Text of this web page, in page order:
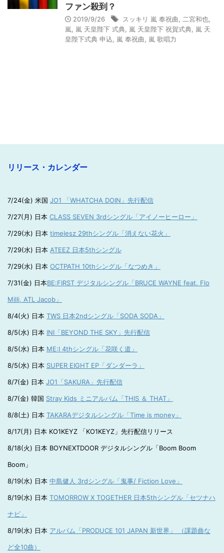
ファン殺到？
2019/9/26 スッキリ 嵐 奉祝曲 二宮和也
嵐
嵐 天皇陛下 式典 嵐 天皇陛下 祝賀式典 嵐 天
皇陛下式典 申込
嵐 奉祝曲 嵐 歌唱力
リリース・カレンダー
7/24(金) 米国 JO1 「WHATCHA DOIN」先行配信
7/27(月) 日本 CLASS SEVEN 3rdシングル「アイノーヒーロー」
7/29(水) 日本 timelesz 29thシングル「消えない花火」
7/29(水) 日本 ATEEZ 日本5thシングル
7/29(水) 日本 OCTPATH 10thシングル「なつめき」
7/31(金) 日本BE:FIRST デジタルシングル「BRUCE WAYNE feat. Flo
Milli, ATL Jacob」
8/4(火) 日本 TWS 日本2ndシングル「SODA SODA」
8/5(水) 日本 INI「BEYOND THE SKY」先行配信
8/5(水) 日本 ME:I 4thシングル「花咲く道」
8/5(水) 日本 SUPER EIGHT EP「ダンダーラ」
8/7(金) 日本 JO1「SAKURA」先行配信
8/7(金) 韓国 Stray Kids ミニアルバム「THIS ＆ THAT」
8/8(土) 日本 TAKARAデジタルシングル「Time is money」
8/17(月) 日本 KO1KEYZ 「KO1KEYZ」先行配信リリース
8/18(火) 日本 BOYNEXTDOOR デジタルシングル「Boom Boom
Boom」
8/19(水) 日本 中島健人 3rdシングル「鬼事/ Fiction Love」
8/19(水) 日本 TOMORROW X TOGETHER 日本5thシングル「セツナハ
ナビ」
8/19(水) 日本 アルバム「PRODUCE 101 JAPAN 新世界」 （課題曲な
ど全10曲）